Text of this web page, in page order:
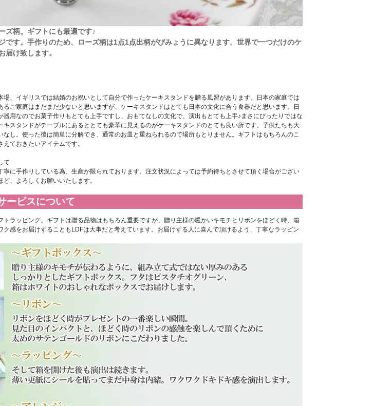
ズ柄。ギフトにも最適です♪
です。手作りのため、ローズ柄は1点1点出柄がびみょうに異なります。世界で一つだけのケ
届け致します。
場、イギリスでは結婚のお祝いとして自分で作ったケーキスタンドを贈る風習があります。日本の家庭では
るご家庭はまだまだ少ないと思いますが、ケーキスタンドはとても日本の文化に合う食器だと思います。日
器用なのでお菓子作りもとても上手ですし、おもてなしの文化で、演出もとても上手♪まさにぴったりではな
キスタンドがテーブルにあるととても豪華に見えるのがケーキスタンドのとても良い所です。子供たちも大
なし。使った後は簡単に分解でき、通常のお皿と重ねられるので場所もとりません。ギフトはもちろんのこ
えておきたいアイテムです。
て
寧に手作りしている為、生産が限られております。注文状況によっては予約待ちとさせて頂く場合がござい
ど、よろしくお願いいたします。
ービスについて
トラッピング。ギフトは贈る品物はもちろん重要ですが、贈り主様の暖かいキモチとリボンをほどく時、箱
ク感をお届けすることもLDFは大事だと考えています。お届けする人に喜んで頂けるよう、丁寧なラッピン